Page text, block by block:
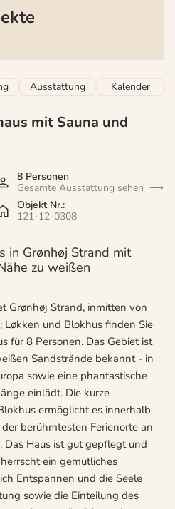
Ausstattung Kalender
mit Sauna und
8 Personen
Gesamte Ausstattung sehen
Objekt Nr.:
121-12-0308
in Grønhøj Strand mit
zu weißen
Grønhøj Strand, inmitten von
und Blokhus finden Sie
für 8 Personen. Das Gebiet ist
Sandstrände bekannt - in
sowie eine phantastische
einlädt. Die kurze
ermöglicht es innerhalb
berühmtesten Ferienorte an
Das Haus ist gut gepflegt und
ein gemütliches
Entspannen und die Seele
sowie die Einteilung des